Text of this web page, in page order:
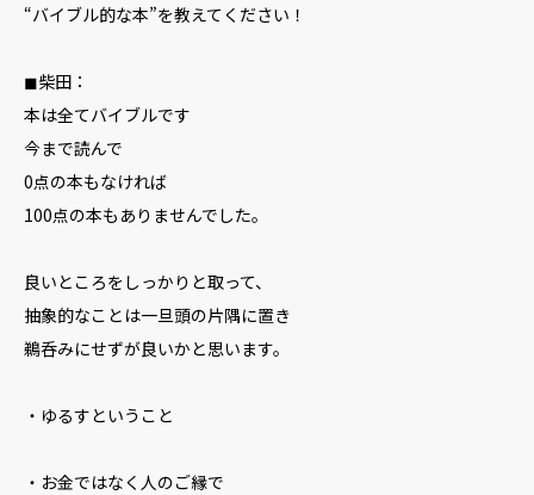
“バイブル的な本”を教えてください！
◼︎柴田：
本は全てバイブルです
今まで読んで
0点の本もなければ
100点の本もありませんでした。
良いところをしっかりと取って、
抽象的なことは一旦頭の片隅に置き
鵜呑みにせずが良いかと思います。
・ゆるすということ
・お金ではなく人のご縁で